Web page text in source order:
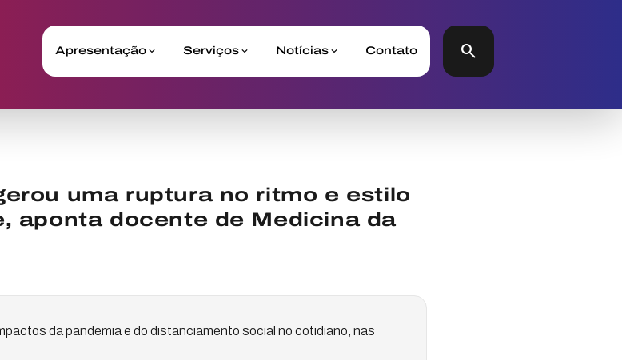
Apresentação Serviços Notícias Contato search
uma ruptura no ritmo e estilo
aponta docente de Medicina da
da pandemia e do distanciamento social no cotidiano, nas